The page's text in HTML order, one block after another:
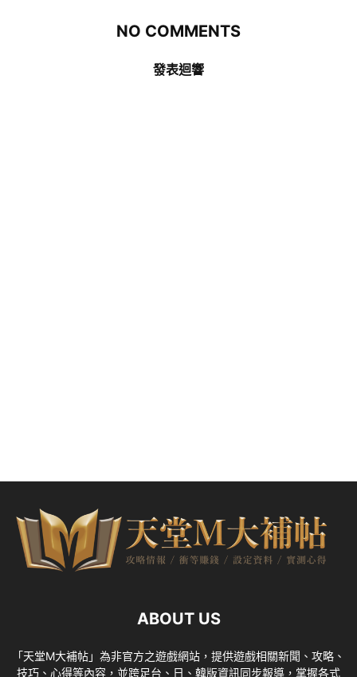
NO COMMENTS
發表迴響
ABOUT US
「天堂M大補帖」為非官方之遊戲網站，提供遊戲相關新聞、攻略、
技巧、心得等內容，並跨足台、日、韓版資訊同步報導，掌握各式